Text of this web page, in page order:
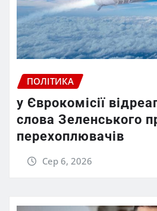
ПОЛІТИКА
у Єврокомісії
слова Зеленського
перехоплювачів
Сер 6, 2026